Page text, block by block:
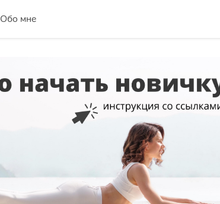
Обо мне